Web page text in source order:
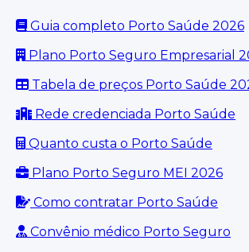
Guia completo Porto Saúde 2026
Plano Porto Seguro Empresarial
Tabela de preços Porto Saúde
Rede credenciada Porto Saúde
Quanto custa o Porto Saúde
Plano Porto Seguro MEI 2026
Como contratar Porto Saúde
Convênio médico Porto Seguro